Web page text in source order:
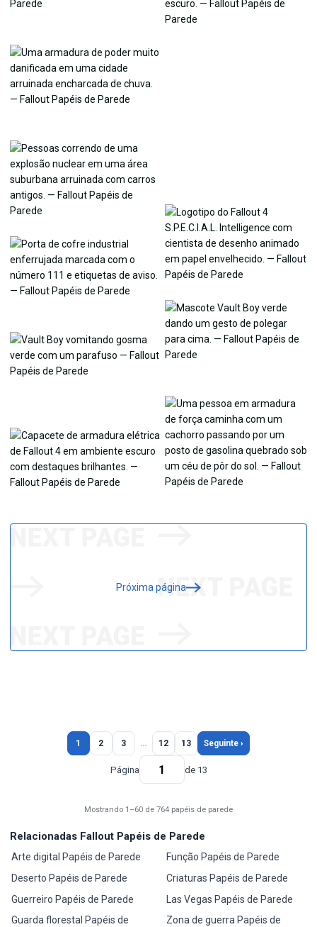
Próxima página
1 2 3 … 12 13 Seguinte ›
Página de 13
Mostrando 1–60 de 764 papéis de parede
Relacionadas Fallout Papéis de Parede
Arte digital Papéis de Parede
Deserto Papéis de Parede
Guerreiro Papéis de Parede
Guarda florestal Papéis de
Função Papéis de Parede
Criaturas Papéis de Parede
Las Vegas Papéis de Parede
Zona de guerra Papéis de